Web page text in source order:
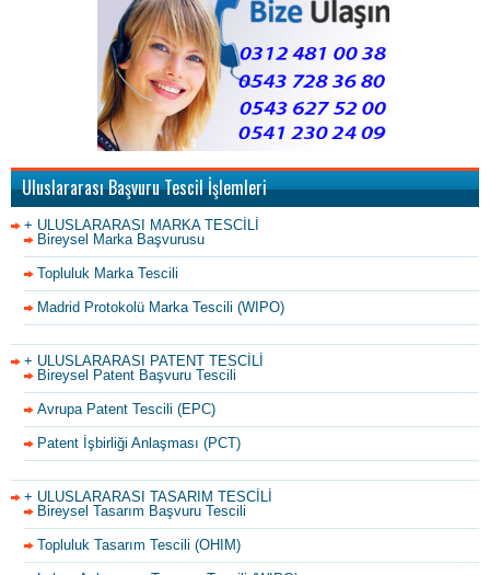
Uluslararası Başvuru Tescil İşlemleri
+ ULUSLARARASI MARKA TESCİLİ
Bireysel Marka Başvurusu
Topluluk Marka Tescili
Madrid Protokolü Marka Tescili (WIPO)
+ ULUSLARARASI PATENT TESCİLİ
Bireysel Patent Başvuru Tescili
Avrupa Patent Tescili (EPC)
Patent İşbirliği Anlaşması (PCT)
+ ULUSLARARASI TASARIM TESCİLİ
Bireysel Tasarım Başvuru Tescili
Topluluk Tasarım Tescili (OHIM)